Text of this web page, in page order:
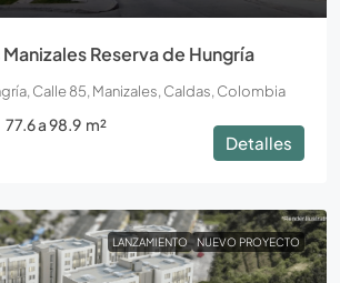
Reserva de Hungría
Calle 85, Manizales, Caldas, Colombia
77.6 a 98.9 m²
Detalles
LANZAMIENTO NUEVO PROYECTO